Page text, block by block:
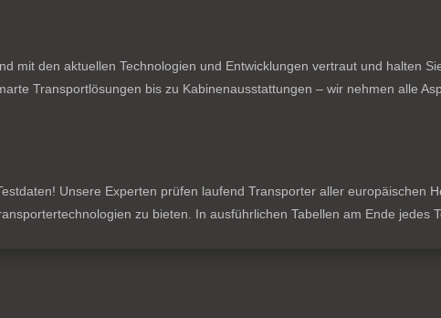
mit den aktuellen Technologien und Entwicklungen vertraut und halten
Transportlösungen bis zu Kabinenausstattungen – wir nehmen alle
Unsere Experten prüfen laufend Transporter aller europäischen
zu bieten. In ausführlichen Tabellen am Ende jedes